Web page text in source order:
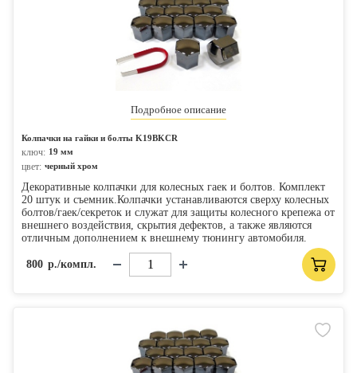
Подробное описание
Колпачки на гайки и болты K19BKCR
ключ: 19 мм
цвет: черный хром
Декоративные колпачки для колесных гаек и болтов. Комплект
20 штук и съемник.Колпачки устанавливаются сверху колесных
болтов/гаек/секреток и служат для защиты колесного крепежа от
внешнего воздействия, скрытия дефектов, а также являются
отличным дополнением к внешнему тюнингу автомобиля.
800 р./компл.